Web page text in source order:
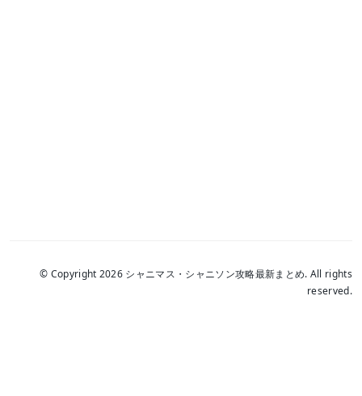
© Copyright 2026 シャニマス・シャニソン攻略最新まとめ. All rights
reserved.